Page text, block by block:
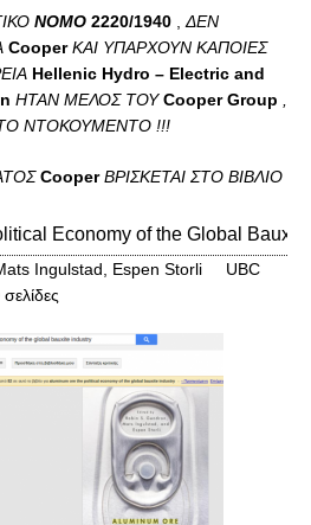
ΝΟΜΟ 2220/1940
ΔΕΝ
Cooper ΚΑΙ ΥΠΑΡΧΟΥΝ ΚΑΠΟΙΕΣ
Hellenic Hydro – Electric and
ΗΤΑΝ ΜΕΛΟΣ ΤΟΥCooper Group
ΝΤΟΚΟΥΜΕΝΤΟ !!!
Cooper ΒΡΙΣΚΕΤΑΙ ΣΤΟ ΒΙΒΛΙΟ
Economy of the Global
Ingulstad Espen Storli UBC